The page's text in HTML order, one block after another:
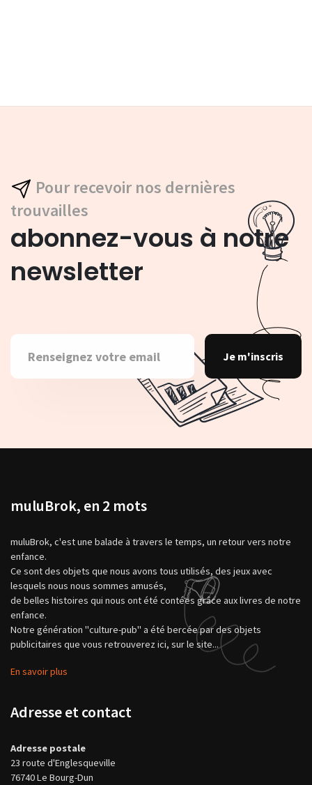
Pour recevoir nos dernières
trouvailles
abonnez-vous à notre
newsletter
Je m'inscris
muluBrok, en 2 mots
muluBrok, c'est une balade à travers le temps, un retour vers notre
enfance.
Ce sont des objets que nous avons tous utilisés, des jeux avec
lesquels nous nous sommes amusés,
de belles histoires qui nous ont été contées grâce aux livres de notre
enfance.
Notre génération "culture-pub" a été bercée par des objets
publicitaires que vous retrouverez ici, sur le site...
En savoir plus
Adresse et contact
Adresse postale
23 route d'Englesqueville
76740 Le Bourg-Dun